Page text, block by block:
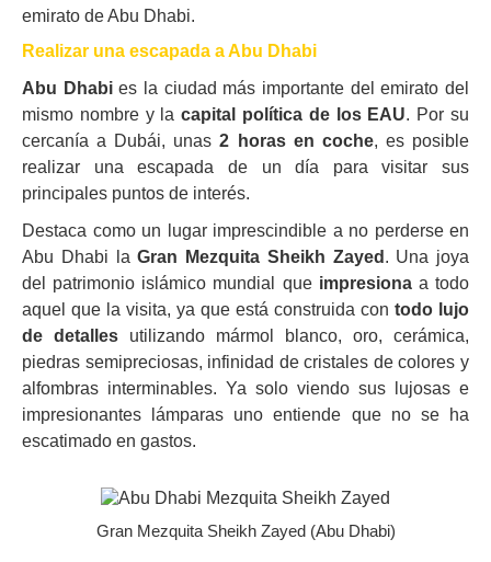
emirato de Abu Dhabi.
Realizar una escapada a Abu Dhabi
Abu Dhabies la ciudad más importante del emirato del
mismo nombre y lacapital política de los EAU. Por su
cercanía a Dubái, unas2 horas en coche, es posible
realizar una escapada de un día para visitar sus
principales puntos de interés.
Destaca como un lugar imprescindible a no perderse en
Abu Dhabi laGran Mezquita Sheikh Zayed . Una joya
del patrimonio islámico mundial que impresionaa todo
aquel que la visita, ya que está construida con todo lujo
de detalles utilizando mármol blanco, oro, cerámica,
piedras semipreciosas, infinidad de cristales de colores y
alfombras interminables. Ya solo viendo sus lujosas e
impresionantes lámparas uno entiende que no se ha
escatimado en gastos.
Gran Mezquita Sheikh Zayed (Abu Dhabi)